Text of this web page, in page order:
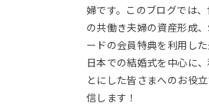
婦です。このブログでは
の共働き夫婦の資産形成
ードの会員特典を利用し
日本での結婚式を中心に
とにした皆さまへのお役
信します！